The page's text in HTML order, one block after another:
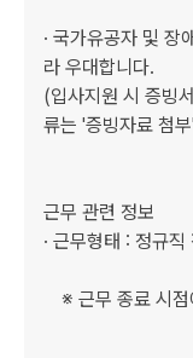
· 국가유공자 및 장
라 우대합니다.
(입사지원 시 증빙
류는 '증빙자료 첨
근무 관련 정보
· 근무형태 : 정규직
※ 근무 종료 시점